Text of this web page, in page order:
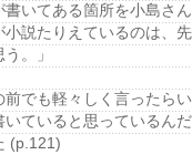
書いてある箇所を小島さ
小説たりえているのは、
。」
前でも軽々しく言ったら
いていると思っているん
(p.121)